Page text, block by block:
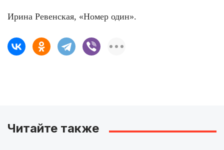
Ирина Ревенская, «Номер один».
Читайте также